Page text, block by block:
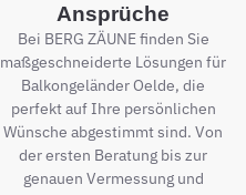
Ansprüche
Bei BERG ZÄUNE finden Sie
maßgeschneiderte Lösungen für
Balkongeländer Oelde, die
perfekt auf Ihre persönlichen
Wünsche abgestimmt sind. Von
der ersten Beratung bis zur
genauen Vermessung und